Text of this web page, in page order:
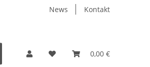
News Kontakt
0,00 €